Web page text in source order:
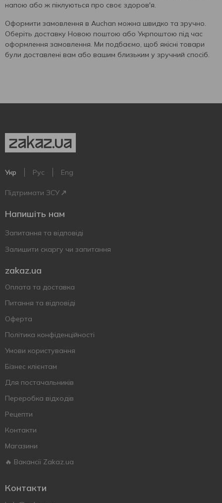
напою або ж піклуються про своє здоров'я.
Оформити замовлення в Auchan можна швидко та зручно.
Оберіть доставку Новою поштою або Укрпоштою під час
оформлення замовлення. Ми подбаємо, щоб якісні товари
були доставлені вам або вашим близьким у зручний спосіб.
Укр Рус Eng
Підтримати ЗСУ
Напишіть нам
Запитання та відповіді
Залишити скаргу чи запитання
zakaz.ua
Оплата та доставка
Питання та відповіді
Оферта
Політика конфіденційності
Умови користування
Бізнес клієнтам
Для постачальників
Переробка відходів
Рецепти
Контакти
Магазини
🔥 Вакансії Zakaz.ua
Контакти